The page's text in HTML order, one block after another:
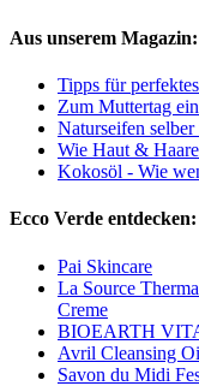
Aus unserem Magazin:
Tipps für
Zum Muttertag
Naturseifen selber
Wie Haut &
Kokosöl - Wie
Ecco Verde entdecken:
Pai Skincare
La Source
Creme
BIOEARTH
Avril Cleansing
Savon du Midi